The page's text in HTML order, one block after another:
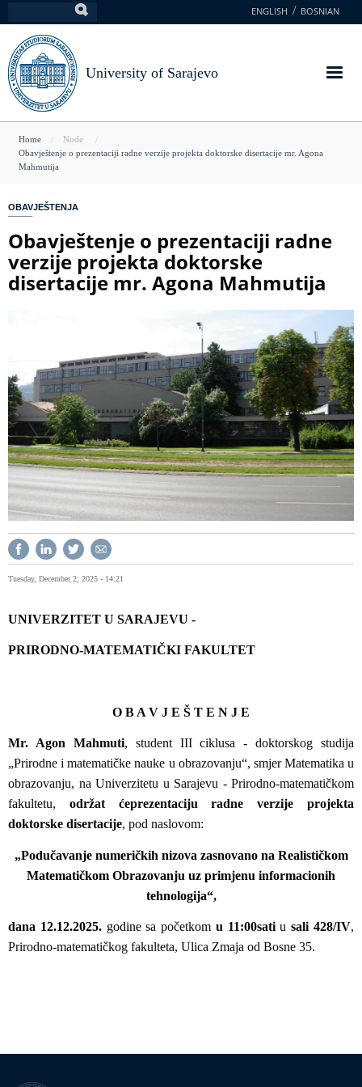
to
main
content
ENGLISH BOSNIAN
University of Sarajevo
You
are
Home
Node
Obavještenje o prezentaciji radne verzije projekta doktorske disertacije mr. Agona
Mahmutija
OBAVJEŠTENJA
Obavještenje o prezentaciji radne
verzije projekta doktorske
disertacije mr. Agona Mahmutija
Tuesday, December 2, 2025 - 14:21
UNIVERZITET U SARAJEVU -
PRIRODNO-MATEMATIČKI FAKULTET
O B A V J E Š T E N J E
Mr. Agon Mahmuti, student III ciklusa - doktorskog studija
„Prirodne i matematičke nauke u obrazovanju“, smjer Matematika u
obrazovanju, na Univerzitetu u Sarajevu - Prirodno-matematičkom
fakultetu, održat ćeprezentaciju radne verzije projekta
doktorske disertacije, pod naslovom:
„Podučavanje numeričkih nizova zasnovano na Realističkom
Matematičkom Obrazovanju uz primjenu informacionih
tehnologija“,
dana 12.12.2025.godinesa početkom u 11:00satiusali428/IV,
Prirodno-matematičkog fakulteta, Ulica Zmaja od Bosne 35.